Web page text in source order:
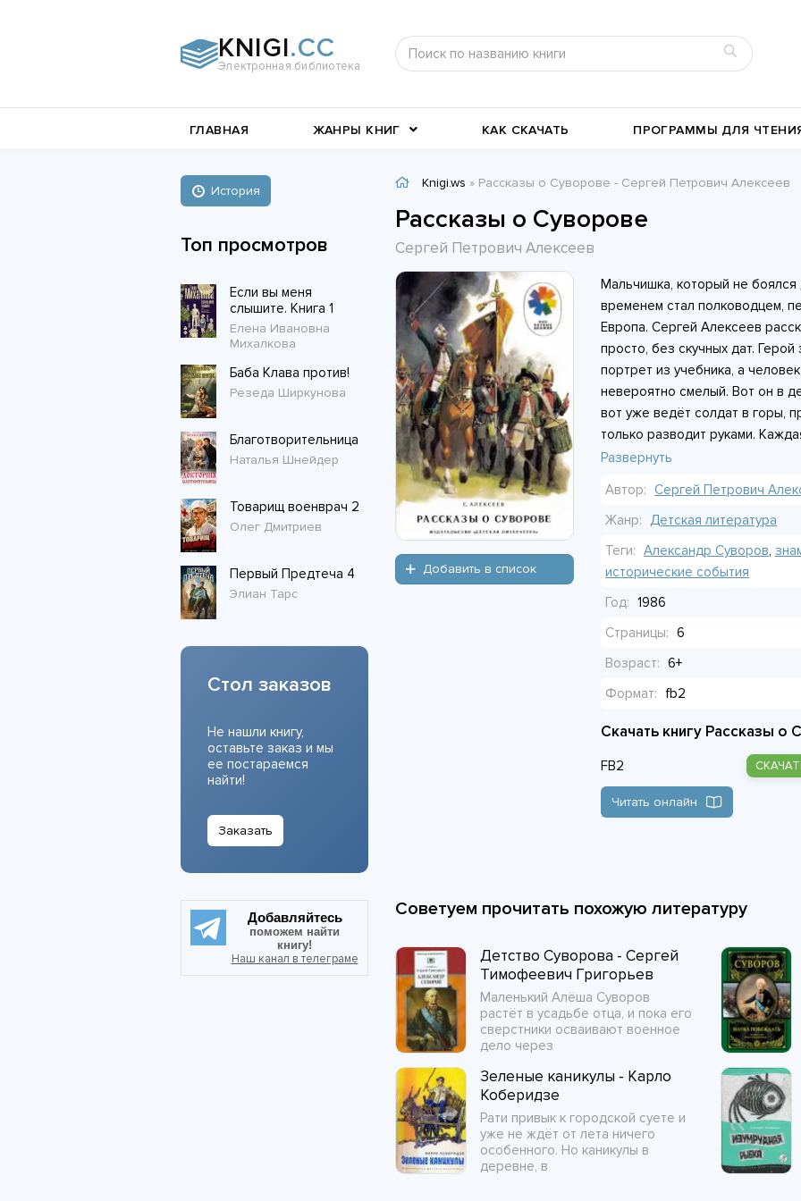
KNIGI.CC
Электронная библиотека
ГЛАВНАЯ ЖАНРЫ КНИГ
Книги о войне
Современные любовные
романы
романы
Короткие любовные романы История Классика жанра
КАК СКАЧАТЬ ПРОГРАММЫ ДЛЯ
Knigi.ws » Рассказы о Суворове - Сергей Петрович Алексеев
Рассказы о Суворове
Сергей Петрович Алексеев
Добавить в список
Мальчишка, который не боялся
временем стал полководцем,
Европа. Сергей Алексеев
просто, без скучных дат.
портрет из учебника, а
невероятно смелый. Вот он в
вот уже ведёт солдат в горы,
только разводит руками.
случай из жизни полководца,
храбрость и упорство могут
напоминает: даже у самого
противники, которые строят
Развернуть
Автор: Сергей Петрович
Жанр: Детская литература
Теги: Александр Суворов,
исторические события
Год: 1986
Страницы: 6
Возраст: 6+
Формат:
fb2
Скачать книгу Рассказы о
FB2
Читать онлайн
Советуем прочитать похожую литературу
Детство Суворова - Сергей
Тимофеевич Григорьев
Маленький Алёша Суворов
растёт в усадьбе отца, и пока его
сверстники осваивают военное
дело через
Зеленые каникулы - Карло
Коберидзе
Рати привык к городской суете и
уже не ждёт от лета ничего
особенного. Но каникулы в
деревне, в
История
Топ просмотров
Если вы меня
слышите. Книга 1
Елена Ивановна
Михалкова
Баба Клава против!
Резеда Ширкунова
Благотворительница
Наталья Шнейдер
Товарищ военврач 2
Олег Дмитриев
Первый Предтеча 4
Элиан Тарс
Стол заказов
Не нашли книгу,
оставьте заказ и мы
ее постараемся
найти!
Заказать
Добавляйтесь
поможем найти
книгу!
Наш канал в телеграме
Документальная